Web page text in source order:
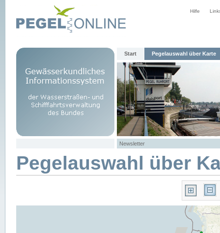
Hilfe
Start Pegelauswahl über Karte
Newsletter
Pegelauswahl über